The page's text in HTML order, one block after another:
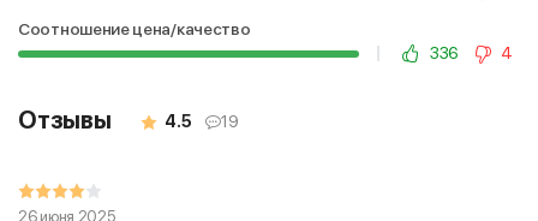
Соотношение цена/качество
336
4
Отзывы 4.5 19
26 июня 2025